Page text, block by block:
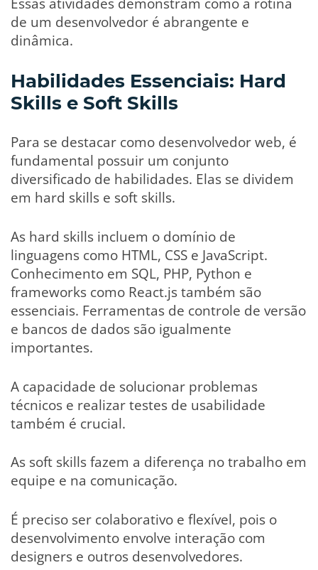
de um desenvolvedor é abrangente e
dinâmica.
Habilidades Essenciais: Hard
Skills e Soft Skills
Para se destacar como desenvolvedor web, é
fundamental possuir um conjunto
diversificado de habilidades. Elas se dividem
em hard skills e soft skills.
As hard skills incluem o domínio de
linguagens como HTML, CSS e JavaScript.
Conhecimento em SQL, PHP, Python e
frameworks como React.js também são
essenciais. Ferramentas de controle de versão
e bancos de dados são igualmente
importantes.
A capacidade de solucionar problemas
técnicos e realizar testes de usabilidade
também é crucial.
As soft skills fazem a diferença no trabalho em
equipe e na comunicação.
É preciso ser colaborativo e flexível, pois o
desenvolvimento envolve interação com
designers e outros desenvolvedores.